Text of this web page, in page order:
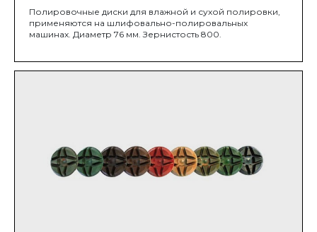
Полировочные диски для влажной и сухой полировки,
применяются на шлифовально-полировальных
машинах. Диаметр 76 мм. Зернистость 800.